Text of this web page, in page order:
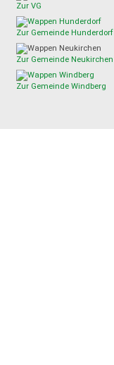
Zur VG
Zur Gemeinde Hunderdorf
Zur Gemeinde Neukirchen
Zur Gemeinde Windberg